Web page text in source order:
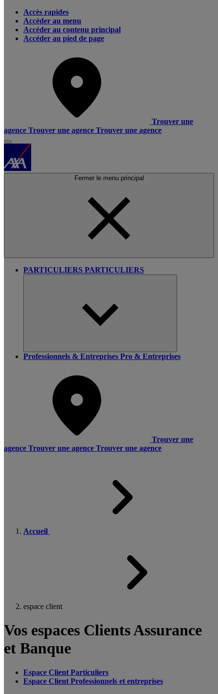
Accès rapides
Accéder au menu
Accéder au contenu principal
Accéder au pied de page
Trouver une
agence Trouver une agence Trouver une agence
Fermer le menu principal
PARTICULIERS PARTICULIERS
Professionnels & Entreprises Pro & Entreprises
Trouver une
agence Trouver une agence Trouver une agence
Accueil
espace client
Vos espaces Clients Assurance
et Banque
Espace Client Particuliers
Espace Client Professionnels et entreprises